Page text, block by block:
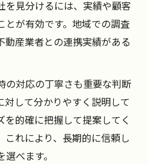
家管理サービスのポイン
違いが自治体ごとにある
求人事情を紐解く
ト内容と主な業務を紹介
探し方と応募時の注意点
委託で働く魅力や課題と
を見分けるには、実績や顧客
とが有効です。地域での調査
産業者との連携実績がある
の対応の丁寧さも重要な判断
して分かりやすく説明して
を的確に把握して提案してく
これにより、長期的に信頼し
べます。